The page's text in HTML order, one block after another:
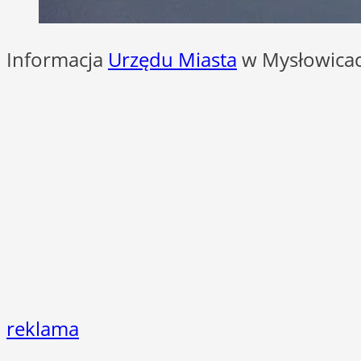
Informacja Urzędu Miasta w
reklama